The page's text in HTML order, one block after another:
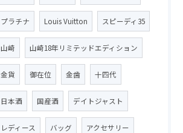
プラチナ Louis Vuitton スピーディ35
山崎 山崎18年リミテッドエディション
金貨 御在位 金歯 十四代
日本酒 国産酒 デイトジャスト
レディース バッグ アクセサリー